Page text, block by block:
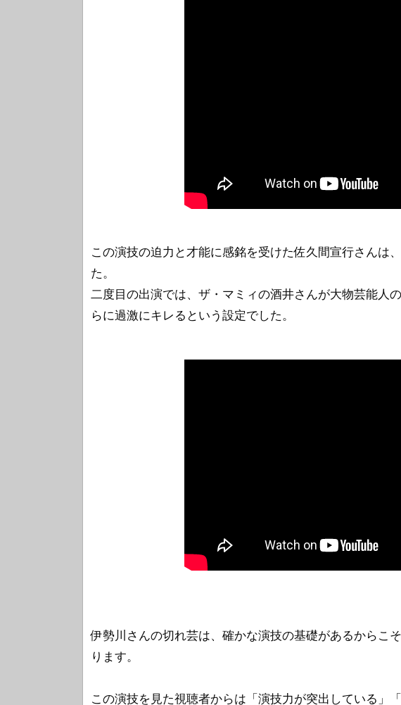
この演技の迫力と才能に感銘を受けた佐久間宣行さんは
た。
二度目の出演では、ザ・マミィの酒井さんが大物芸能人
らに過激にキレるという設定でした。
伊勢川さんの切れ芸は、確かな演技の基礎があるからこ
ります。
この演技を見た視聴者からは「演技力が突出している」